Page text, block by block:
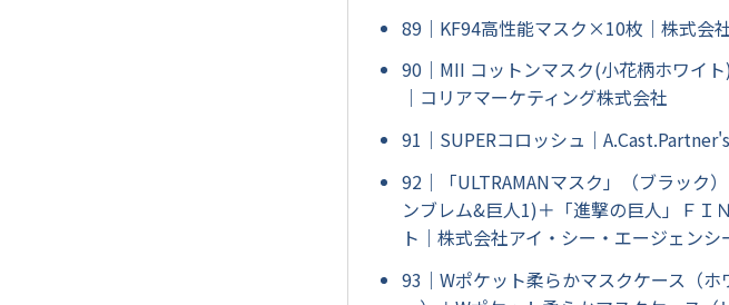
89｜KF94高性能マスク×10枚｜株式会
90｜MII コットンマスク(小花柄ホワイ
｜コリアマーケティング株式会社
91｜SUPERコロッシュ｜
92｜「ULTRAMANマスク」（ブラッ
ンブレム&巨人1)＋「進撃の巨人」Ｆ
ト｜株式会社アイ・シー・エージェンシ
93｜Wポケット柔らかマスクケース（